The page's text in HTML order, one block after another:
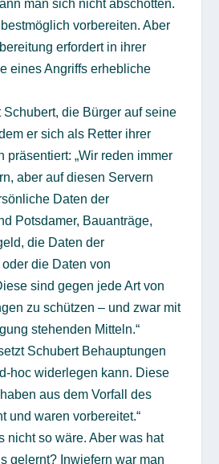
man sich nicht abschotten.
vorbereiten. Aber
erfordert in ihrer
eines Angriffs erhebliche
die Bürger auf seine
er sich als Retter ihrer
präsentiert: „Wir reden immer
aber auf diesen Servern
Daten der
Potsdamer, Bauanträge,
die Daten der
die Daten von
sind gegen jede Art von
zu schützen – und zwar mit
stehenden Mitteln.“
Schubert Behauptungen
hoc widerlegen kann. Diese
aus dem Vorfall des
und waren vorbereitet.“
nicht so wäre. Aber was hat
gelernt? Inwiefern war man